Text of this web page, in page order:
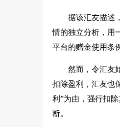
据该汇友描述
情的独立分析，用
平台的赠金使用条
然而，令汇友
扣除盈利，汇友也
利”为由，强行扣
断。